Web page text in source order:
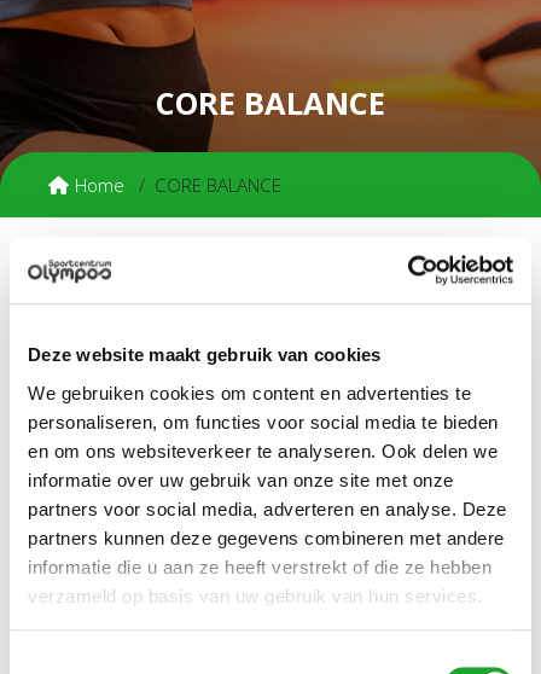
Deze website maakt gebruik van cookies
We gebruiken cookies om content en advertenties te
personaliseren, om functies voor social media te bieden
en om ons websiteverkeer te analyseren. Ook delen we
informatie over uw gebruik van onze site met onze
partners voor social media, adverteren en analyse. Deze
partners kunnen deze gegevens combineren met andere
informatie die u aan ze heeft verstrekt of die ze hebben
verzameld op basis van uw gebruik van hun services.
CORE BALANCE
Home CORE BALANCE
Core balance valt onder de zogenaamde small group fast
de buik, rug, schouder en nek getraind met behulp van een
Swiss Ball. De kern van je lichaam (rug, buik en bekken) wordt
sterker en stabieler en de balans in je lichaam verbetert.
Hierdoor wordt de kans op blessures verminderd. Je wordt
je bewuster van je houding.
De groepsles core balance is geschikt voor iedereen die
gericht de spieren van de rug, buik, schouder en nek wil
trainen. Daarnaast is core balance ook uitermate geschikt
voor als je net begint met sporten of het sporter weer op wil
pakken.